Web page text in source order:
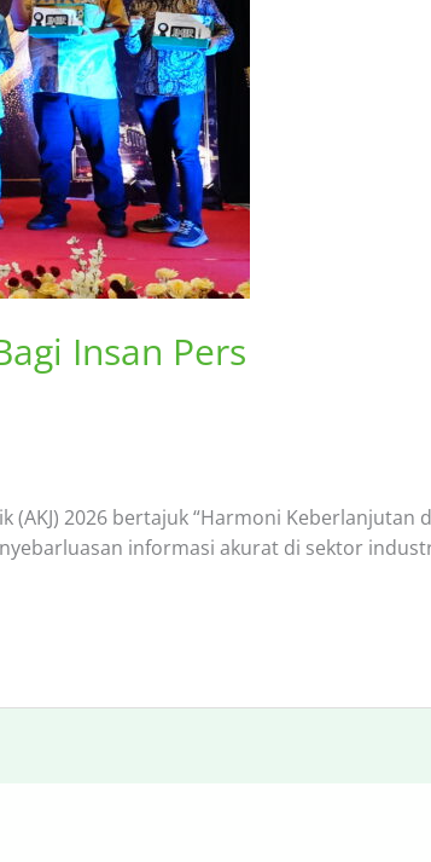
Insan Pers
(AKJ) 2026 bertajuk “Harmoni Keberlanjutan
informasi akurat di sektor